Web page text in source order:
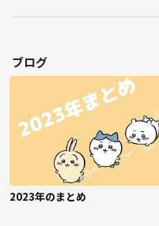
ブログ
2023年のまとめ